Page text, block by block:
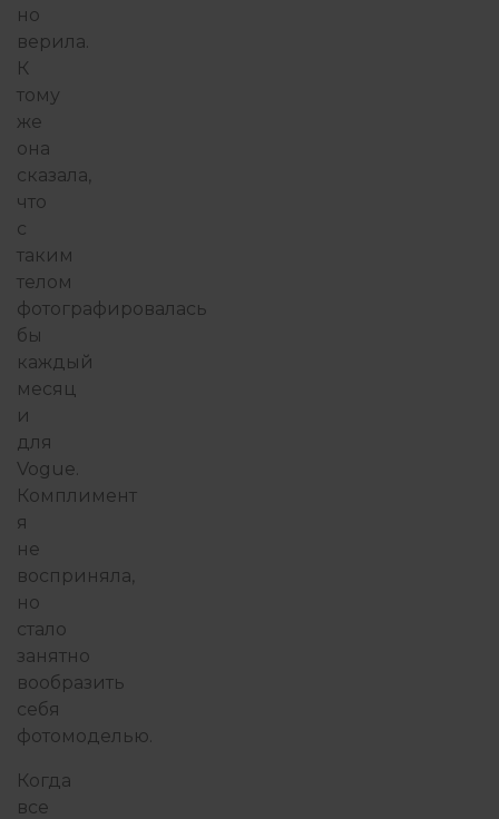
но
верила.
К
тому
же
она
сказала,
что
с
таким
телом
фотографировалась
бы
каждый
месяц
и
для
Vogue.
Комплимент
я
не
восприняла,
но
стало
занятно
вообразить
себя
фотомоделью.
Когда
все